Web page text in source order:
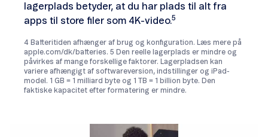
lagerplads betyder, at du har plads til alt fra
apps til store filer som 4K-video.5
4 Batteritiden afhænger af brug og konfiguration. Læs mere på
apple.com/dk/batteries. 5 Den reelle lagerplads er mindre og
påvirkes af mange forskellige faktorer. Lagerpladsen kan
variere afhængigt af softwareversion, indstillinger og iPad-
model. 1 GB = 1 milliard byte og 1 TB = 1 billion byte. Den
faktiske kapacitet efter formatering er mindre.